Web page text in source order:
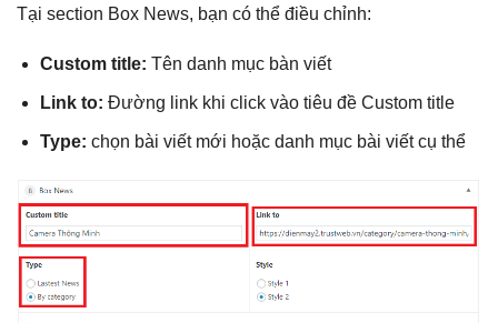
Tại section Box News, bạn có thể điều chỉnh:
Custom title: Tên danh mục bàn viết
Link to: Đường link khi click vào tiêu đề Custom title
Type: chọn bài viết mới hoặc danh mục bài viết cụ thể